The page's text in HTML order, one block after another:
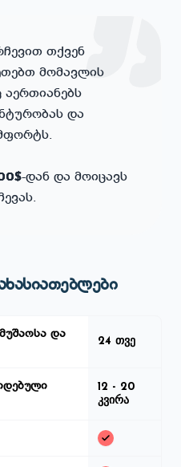
თქვენ
მომავლის
და
-დან და მოიცავს
და
24 თვე
12 - 20
კვირა